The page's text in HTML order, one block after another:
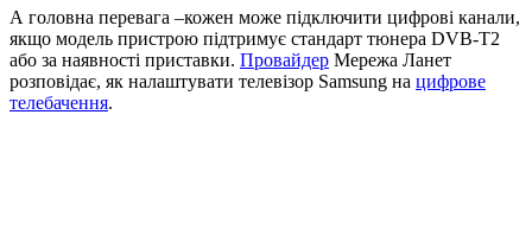
А головна перевага –кожен може підключити цифрові канали,
якщо модель пристрою підтримує стандарт тюнера DVB-T2
або за наявності приставки. Провайдер Мережа Ланет
розповідає, як налаштувати телевізор Samsung на цифрове
телебачення.